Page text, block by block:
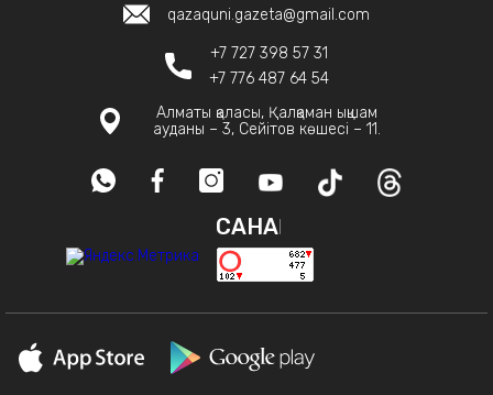
qazaquni.gazeta@gmail.com
+7 727 398 57 31
+7 776 487 64 54
Алматы қаласы, Қалқаман ықшам
ауданы – 3, Сейітов көшесі – 11.
САНАҚ